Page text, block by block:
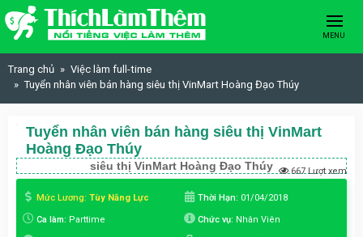
Skip to content
MENU
Trang chủ
Việc làm full-time
Tuyển nhân viên bán hàng siêu thị VinMart Hoàng Đạo Thúy
Tuyển nhân viên bán hàng siêu thị VinMart
Hoàng Đạo Thúy
siêu thị VinMart Hoàng Đạo Thúy 667 Lượt xem
Mức Lương: Tùy Năng Lực Thời Hạn: 01/04/2018
Ca làm: Parttime Chức vụ: Nhân Viên